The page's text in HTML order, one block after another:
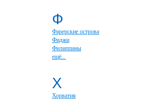
Ф
Фарерские острова
Фиджи
Филиппины
ещё...
Х
Хорватия